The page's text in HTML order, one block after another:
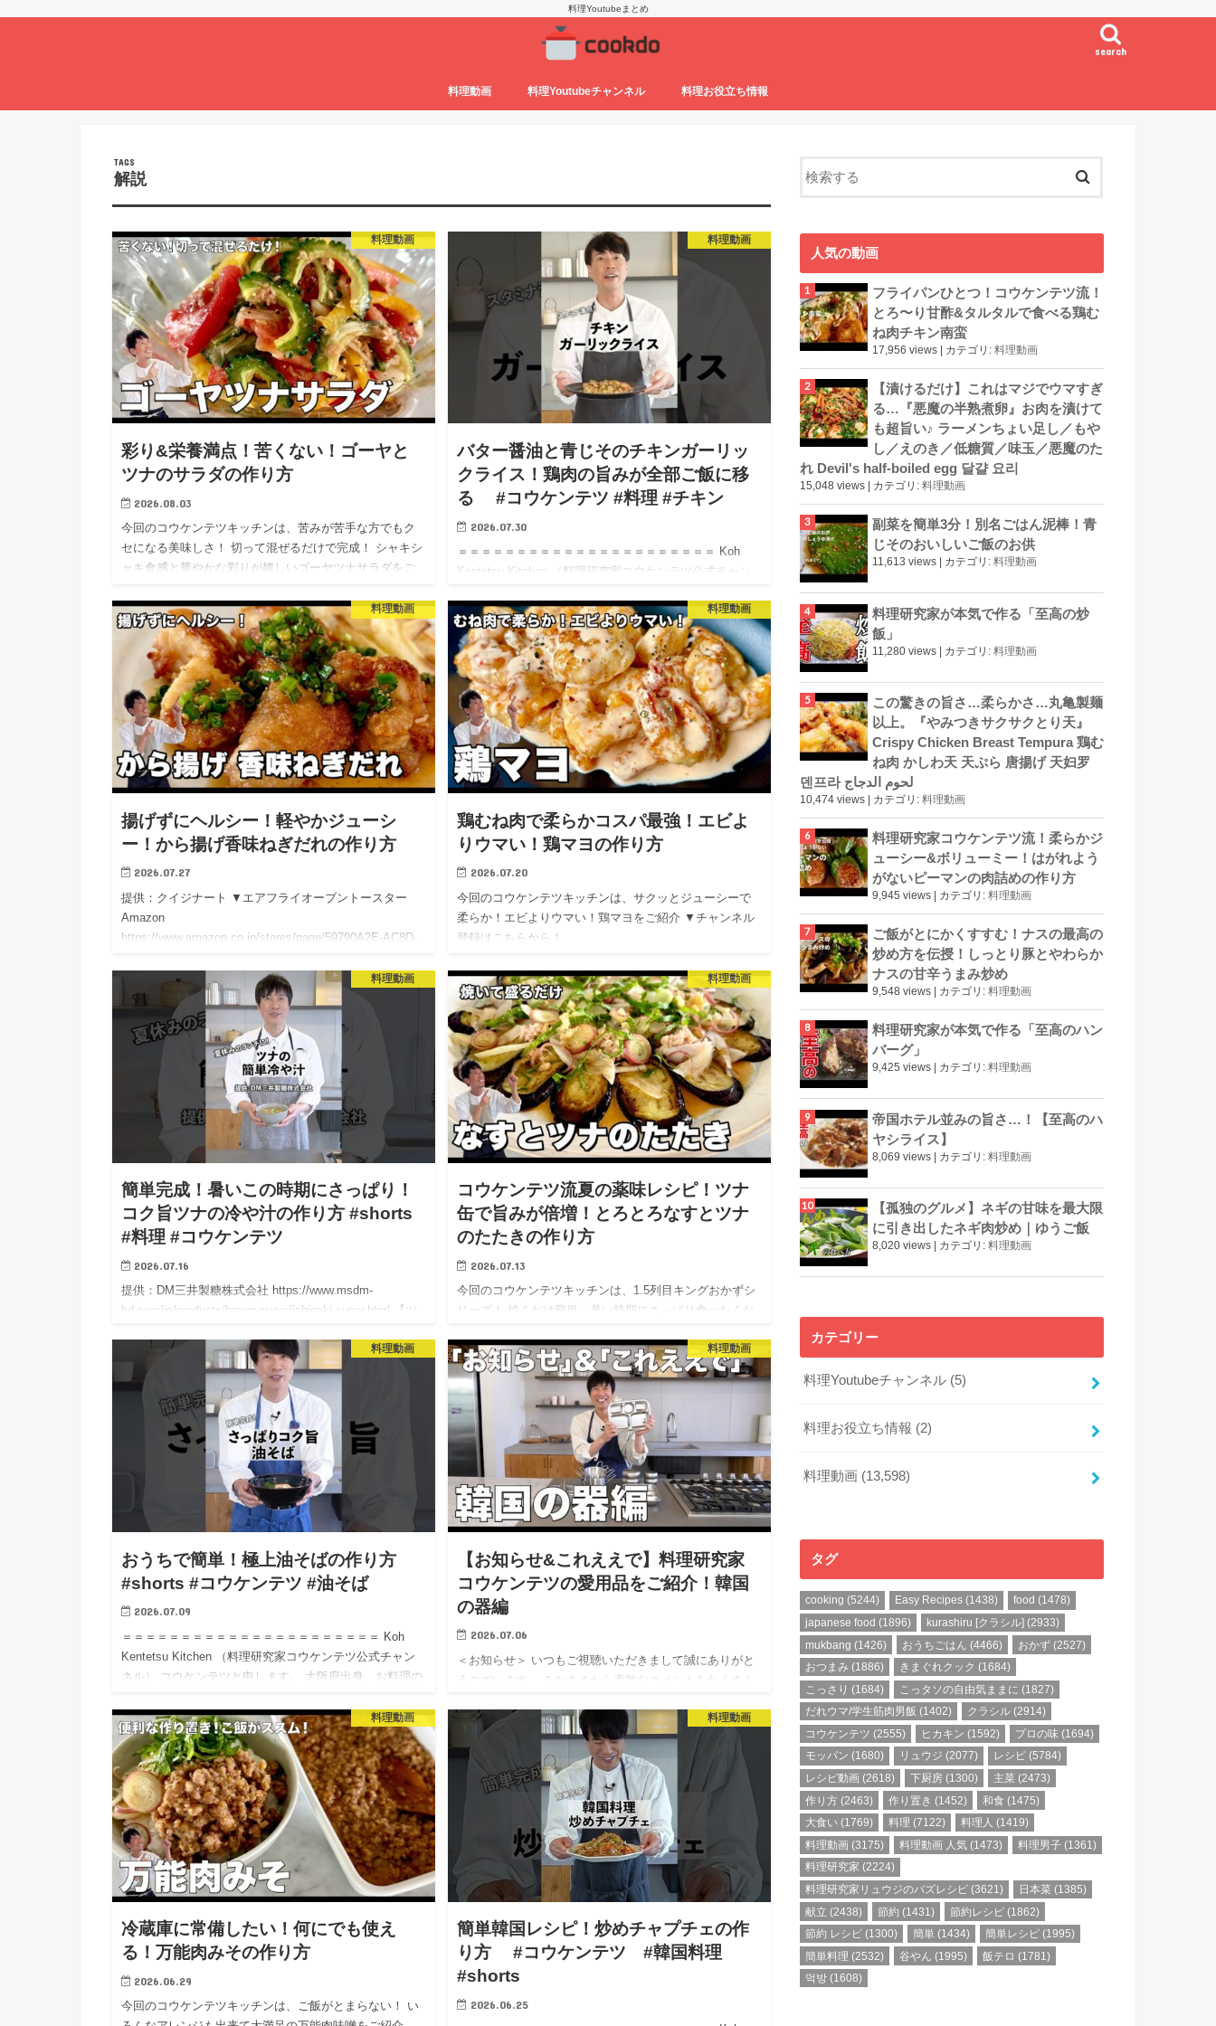
料理Youtubeまとめ
search
料理動画 料理Youtubeチャンネル 料理お役立ち情報
解説
料理動画
彩り&栄養満点！苦くない！ゴーヤと
ツナのサラダの作り方
2026.08.03
今回のコウケンテツキッチンは、苦みが苦手な方でもク
セになる美味しさ！ 切って混ぜるだけで完成！ シャキシ
ャキ食感と華やかな彩りが嬉しいゴーヤツナサラダをご
料理動画
バター醤油と青じそのチキンガーリッ
クライス！鶏肉の旨みが全部ご飯に移
る #コウケンテツ #料理 #チキン
2026.07.30
＝＝＝＝＝＝＝＝＝＝＝＝＝＝＝＝＝＝＝＝＝＝ Koh
Kentetsu Kitchen （料理研究家コウケンテツ公式チャン
お仕事をしております。 日本・アジア各地でい…
料理動画
揚げずにヘルシー！軽やかジューシ
ー！から揚げ香味ねぎだれの作り方
2026.07.27
提供：クイジナート ▼エアフライオーブントースター
Amazon
https://www.amazon.co.jp/stores/page/59790A2E-AC8D-
料理動画
鶏むね肉で柔らかコスパ最強！エビよ
りウマい！鶏マヨの作り方
2026.07.20
今回のコウケンテツキッチンは、サクッとジューシーで
柔らか！エビよりウマい！鶏マヨをご紹介 ▼チャンネル
登録はこちらから！
W…
料理動画
簡単完成！暑いこの時期にさっぱり！
コク旨ツナの冷や汁の作り方 #shorts
#料理 #コウケンテツ
2026.07.16
提供：DM三井製糖株式会社 https://www.msdm-
hd.com/jp/products/brown-sugar/ishigaki-sugar.html 【ツ
料理動画
コウケンテツ流夏の薬味レシピ！ツナ
缶で旨みが倍増！とろとろなすとツナ
のたたきの作り方
2026.07.13
今回のコウケンテツキッチンは、1.5列目キングおかずシ
リーズ！ 焼くだけ簡単、暑い時期にさっぱり食べたくな
こちらから！ https://www.youtube.com…
料理動画
おうちで簡単！極上油そばの作り方
#shorts #コウケンテツ #油そば
2026.07.09
＝＝＝＝＝＝＝＝＝＝＝＝＝＝＝＝＝＝＝＝＝＝ Koh
Kentetsu Kitchen （料理研究家コウケンテツ公式チャン
ネル） コウケンテツと申します。 大阪府出身、お料理の
料理動画
【お知らせ&これええで】料理研究家
コウケンテツの愛用品をご紹介！韓国
の器編
2026.07.06
＜お知らせ＞ いつもご視聴いただきまして誠にありがと
うございます。 みなさまから素敵なコメントをたくさん
YouTubeストア「Koh Kentetsu Kitchen…
料理動画
冷蔵庫に常備したい！何にでも使え
る！万能肉みその作り方
2026.06.29
今回のコウケンテツキッチンは、ご飯がとまらない！ い
料理動画
簡単韓国レシピ！炒めチャプチェの作
り方 #コウケンテツ #韓国料理
#shorts
2026.06.25
人気の動画
フライパンひとつ！コウケンテツ流！
とろ〜り甘酢&タルタルで食べる鶏む
ね肉チキン南蛮
17,956 views | カテゴリ: 料理動画
【漬けるだけ】これはマジでウマすぎ
る…『悪魔の半熟煮卵』お肉を漬けて
も超旨い♪ ラーメンちょい足し／もや
し／えのき／低糖質／味玉／悪魔のた
れ Devil's half-boiled egg 달걀 요리
15,048 views カテゴリ: 料理動画
副菜を簡単3分！別名ごはん泥棒！青
じそのおいしいご飯のお供
11,613 views カテゴリ: 料理動画
料理研究家が本気で作る「至高の炒
飯」
11,280 views | カテゴリ: 料理動画
この驚きの旨さ…柔らかさ…丸亀製麺
以上。『やみつきサクサクとり天』
Crispy Chicken Breast Tempura 鶏む
ね肉 かしわ天 天ぷら 唐揚げ 天妇罗
덴프라 لحوم الدجاج
10,474 views | カテゴリ: 料理動画
料理研究家コウケンテツ流！柔らかジ
ューシー&ボリューミー！はがれよう
がないピーマンの肉詰めの作り方
9,945 views カテゴリ: 料理動画
ご飯がとにかくすすむ！ナスの最高の
炒め方を伝授！しっとり豚とやわらか
ナスの甘辛うまみ炒め
9,548 views カテゴリ: 料理動画
料理研究家が本気で作る「至高のハン
バーグ」
9,425 views カテゴリ: 料理動画
帝国ホテル並みの旨さ…！【至高のハ
ヤシライス】
8,069 views | カテゴリ: 料理動画
【孤独のグルメ】ネギの甘味を最大限
に引き出したネギ肉炒め｜ゆうご飯
8,020 views | カテゴリ: 料理動画
カテゴリー
料理Youtubeチャンネル (5)
料理お役立ち情報 (2)
料理動画 (13,598)
タグ
cooking (5244) Easy Recipes (1438) food (1478)
japanese food (1896) kurashiru [クラシル] (2933)
mukbang (1426) おうちごはん (4466) おかず (2527)
おつまみ (1886) きまぐれクック (1684)
こっさり (1684) こっタソの自由気ままに (1827)
だれウマ/学生筋肉男飯 (1402) クラシル (2914)
コウケンテツ (2555) ヒカキン (1592) プロの味 (1694)
モッパン (1680) リュウジ (2077) レシピ (5784)
レシピ動画 (2618) 下厨房 (1300) 主菜 (2473)
作り方 (2463) 作り置き (1452) 和食 (1475)
大食い (1769) 料理 (7122) 料理人 (1419)
料理動画 (3175) 料理動画 人気 (1473) 料理男子 (1361)
料理研究家 (2224)
料理研究家リュウジのバズレシピ (3621) 日本菜 (1385)
献立 (2438) 節約 (1431) 節約レシピ (1862)
節約 レシピ (1300) 簡単 (1434) 簡単レシピ (1995)
簡単料理 (2532) 谷やん (1995) 飯テロ (1781)
먹방 (1608)